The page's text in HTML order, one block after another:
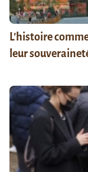
L’histoire
leur